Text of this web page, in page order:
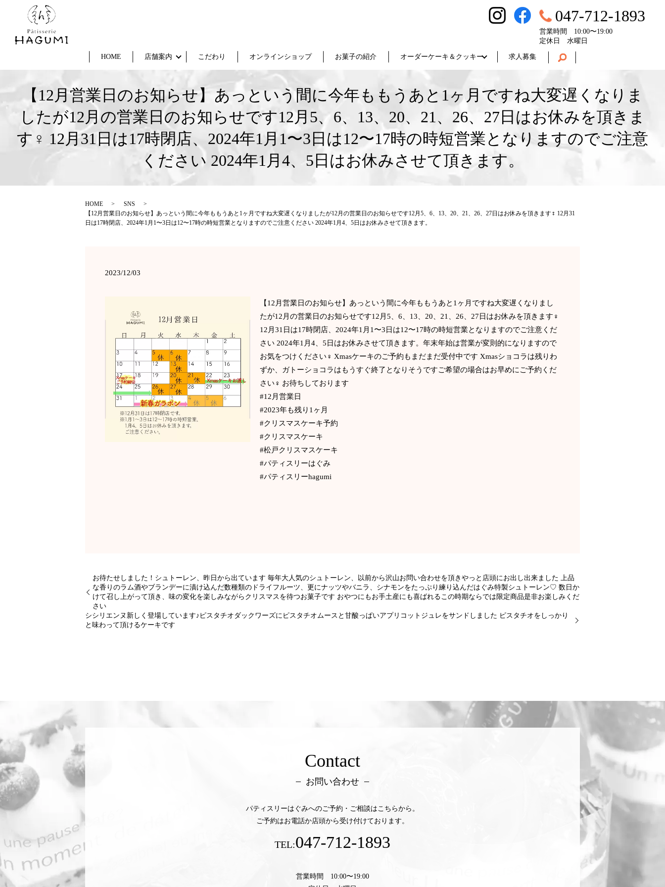
HOME 店舗案内 こだわり オンラインショップ お菓子の紹介 オーダーケーキ＆クッキー 求人募集
047-712-1893
営業時間 10:00〜19:00
定休日 水曜日
【12月営業日のお知らせ】あっという間に今年ももうあと1ヶ月ですね大変遅くなりま
したが12月の営業日のお知らせです12月5、6、13、20、21、26、27日はお休みを頂きま
す‍♀️ 12月31日は17時閉店、2024年1月1〜3日は12〜17時の時短営業となりますのでご注意
ください 2024年1月4、5日はお休みさせて頂きます。
HOME
SNS
【12月営業日のお知らせ】あっという間に今年ももうあと1ヶ月ですね大変遅くなりましたが12月の営業日のお知らせです12月5、6、13、20、21、26、27日はお休みを頂きます‍♀️ 12月31
日は17時閉店、2024年1月1〜3日は12〜17時の時短営業となりますのでご注意ください 2024年1月4、5日はお休みさせて頂きます。
2023/12/03
【12月営業日のお知らせ】あっという間に今年ももうあと1ヶ月ですね大変遅くなりまし
たが12月の営業日のお知らせです12月5、6、13、20、21、26、27日はお休みを頂きます‍♀️
12月31日は17時閉店、2024年1月1〜3日は12〜17時の時短営業となりますのでご注意くだ
さい 2024年1月4、5日はお休みさせて頂きます。年末年始は営業が変則的になりますので
お気をつけください‍♀️ Xmasケーキのご予約もまだまだ受付中です Xmasショコラは残りわ
ずか、ガトーショコラはもうすぐ終了となりそうですご希望の場合はお早めにご予約くだ
さい‍♀️ お待ちしております️
#12月営業日
#2023年も残り1ヶ月
#クリスマスケーキ予約
#クリスマスケーキ
#松戸クリスマスケーキ
#パティスリーはぐみ
#パティスリーhagumi
お待たせしました！シュトーレン、昨日から出ています 毎年大人気のシュトーレン、以前から沢山お問い合わせを頂きやっと店頭にお出し出来ました 上品
な香りのラム酒やブランデーに漬け込んだ数種類のドライフルーツ、更にナッツやバニラ、シナモンをたっぷり練り込んだはぐみ特製シュトーレン♡ 数日か
けて召し上がって頂き、味の変化を楽しみながらクリスマスを待つお菓子です おやつにもお手土産にも喜ばれるこの時期ならでは限定商品是非お楽しみくだ
さい
シシリエンヌ新しく登場しています♪ピスタチオダックワーズにピスタチオムースと甘酸っぱいアプリコットジュレをサンドしました ピスタチオをしっかり
と味わって頂けるケーキです
Contact
お問い合わせ
パティスリーはぐみへのご予約・ご相談はこちらから。
ご予約はお電話か店頭から受け付けております。
TEL:047-712-1893
営業時間 10:00〜19:00